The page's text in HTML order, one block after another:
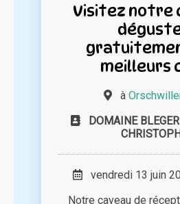
Visitez notre
meilleurs
à
DOMAINE
vendredi 13 juin
Notre caveau de